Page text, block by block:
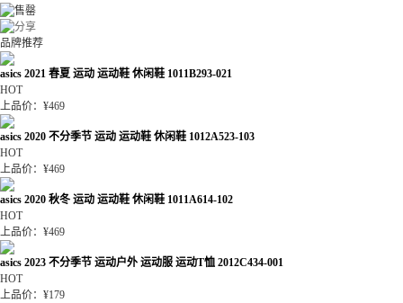
品牌推荐
asics 2021 春夏 运动 运动鞋 休闲鞋 1011B293-021
HOT
上品价：¥469
asics 2020 不分季节 运动 运动鞋 休闲鞋 1012A523-103
HOT
上品价：¥469
asics 2020 秋冬 运动 运动鞋 休闲鞋 1011A614-102
HOT
上品价：¥469
asics 2023 不分季节 运动户外 运动服 运动T恤 2012C434-001
HOT
上品价：¥179